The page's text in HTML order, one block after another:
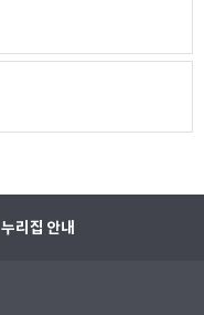
누리집 안내